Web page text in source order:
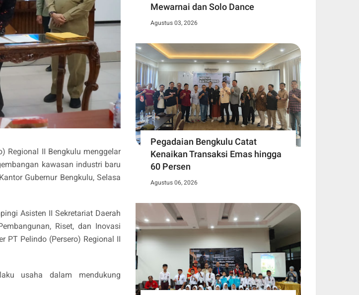
Regional II Bengkulu menggelar
kawasan industri baru
Gubernur Bengkulu, Selasa
Asisten II Sekretariat Daerah
Riset, dan Inovasi
PT Pelindo (Persero) Regional II
usaha dalam mendukung
Mewarnai dan Solo Dance
Agustus 03, 2026
Pegadaian Bengkulu Catat
Kenaikan Transaksi Emas hingga
60 Persen
Agustus 06, 2026